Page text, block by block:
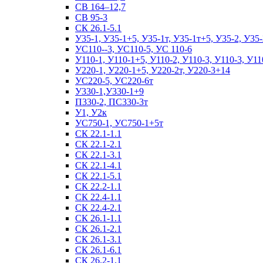
СВ 164–12,7
СВ 95-3
СК 26.1-5.1
У35-1, У35-1+5, У35-1т, У35-1т+5, У35-2,
УС110--3, УС110-5, УС 110-6
У110-1, У110-1+5, У110-2, У110-3, У110-3,
У220-1, У220-1+5, У220-2т, У220-3+14
УС220-5, УС220-6т
У330-1,У330-1+9
П330-2, ПС330-3т
У1, У2к
УС750-1, УС750-1+5т
СК 22.1-1.1
СК 22.1-2.1
СК 22.1-3.1
СК 22.1-4.1
СК 22.1-5.1
СК 22.2-1.1
СК 22.4-1.1
СК 22.4-2.1
СК 26.1-1.1
СК 26.1-2.1
СК 26.1-3.1
СК 26.1-6.1
СК 26.2-1.1